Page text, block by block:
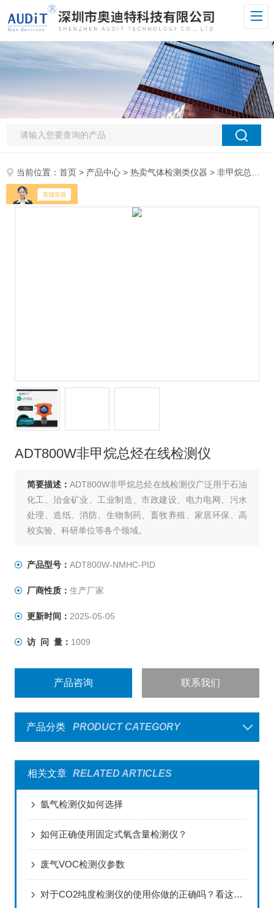
当前位置：首页 > 产品中心 >热卖气体检测类仪器 >非甲烷总烃检测仪
ADT800W非甲烷总烃在线检测仪
简要描述：ADT800W非甲烷总烃在线检测仪广泛用于石油
化工、治金矿业、工业制造、市政建设、电力电网、污水
处理、造纸、消防、生物制药、畜牧养殖、家居环保、高
校实验、科研单位等各个领域。
产品型号： ADT800W-NMHC-PID
厂商性质： 生产厂家
更新时间： 2025-05-05
访 问 量： 1009
产品咨询 联系我们
产品分类 PRODUCT CATEGORY
相关文章 RELATED ARTICLES
氩气检测仪如何选择
如何正确使用固定式氧含量检测仪？
废气VOC检测仪参数
对于CO2纯度检测仪的使用你做的正确吗？看这里！